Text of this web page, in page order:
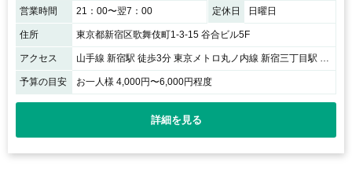
営業時間 21：00〜翌7：00 定休日 日曜日
住所 東京都新宿区歌舞伎町1-3-15 谷合ビル5F
アクセス 山手線 新宿駅 徒歩3分 東京メトロ丸ノ内線 新宿三丁目駅 徒歩5分 東京メトロ副都心線 東新宿駅 徒歩5分
予算の目安 お一人様 4,000円〜6,000円程度
詳細を見る